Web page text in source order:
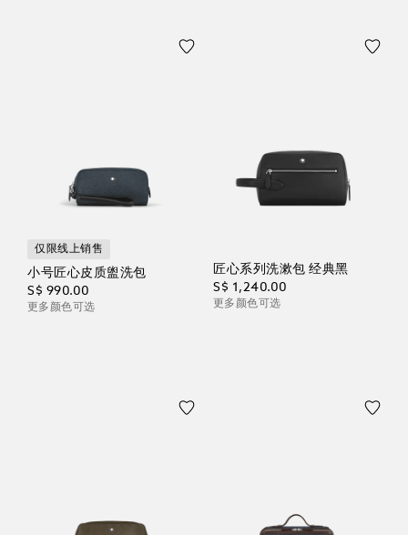
仅限线上销售
小号匠心皮质盥洗包
S$ 990.00
更多颜色可选
匠心系列洗漱包 经典黑
S$ 1,240.00
更多颜色可选